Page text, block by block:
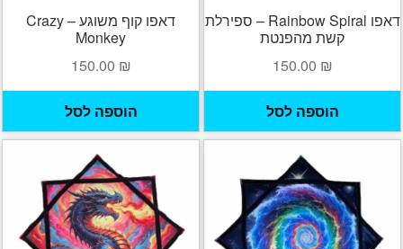
דאפו Rainbow Spiral – ספירלת
קשת מהפנטת
150.00 ₪
הוספה לסל
דאפו קוף משוגע – Crazy
Monkey
150.00 ₪
הוספה לסל